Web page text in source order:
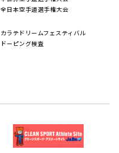
全日本空手道選手権大会
カラテドリームフェスティバル
ドーピング検査